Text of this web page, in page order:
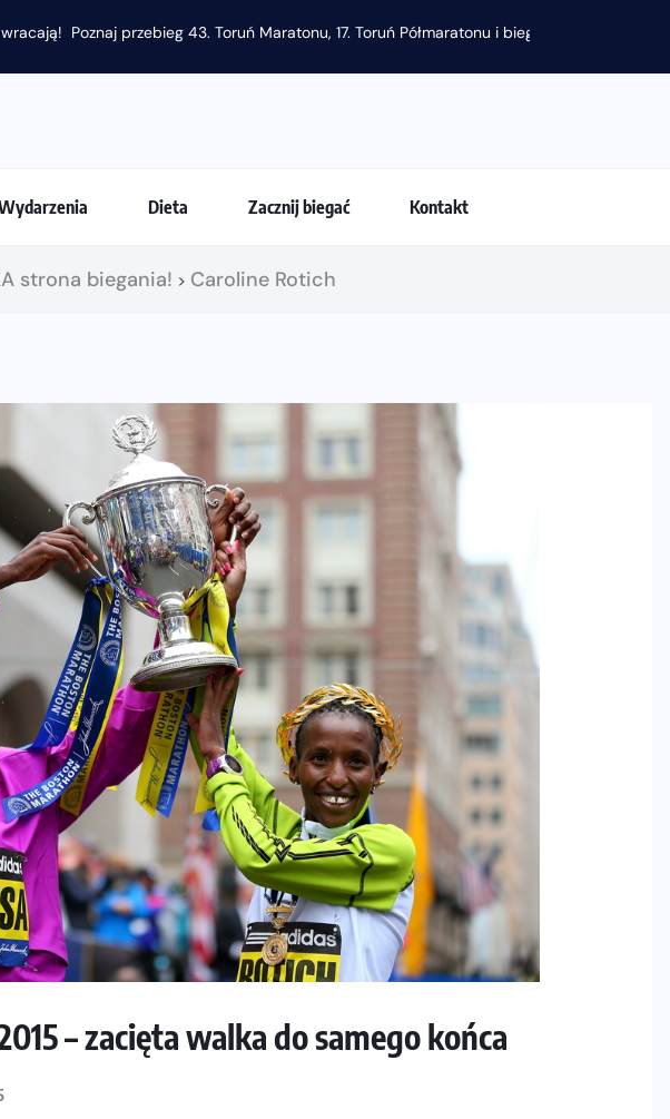
Poznaj przebieg 43. Toruń Maratonu, 17. Toruń Półmaratonu i biegu na 5 km
Dieta Zacznij biegać Kontakt
strona biegania! > Caroline Rotich
– zacięta walka do samego końca